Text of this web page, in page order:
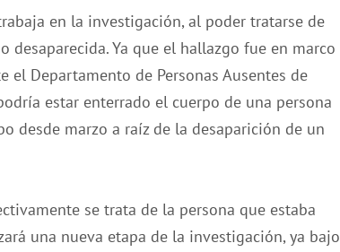
en la investigación, al poder tratarse de
desaparecida. Ya que el hallazgo fue en marco
Departamento de Personas Ausentes de
estar enterrado el cuerpo de una persona
desde marzo a raíz de la desaparición de un
se trata de la persona que estaba
una nueva etapa de la investigación, ya bajo